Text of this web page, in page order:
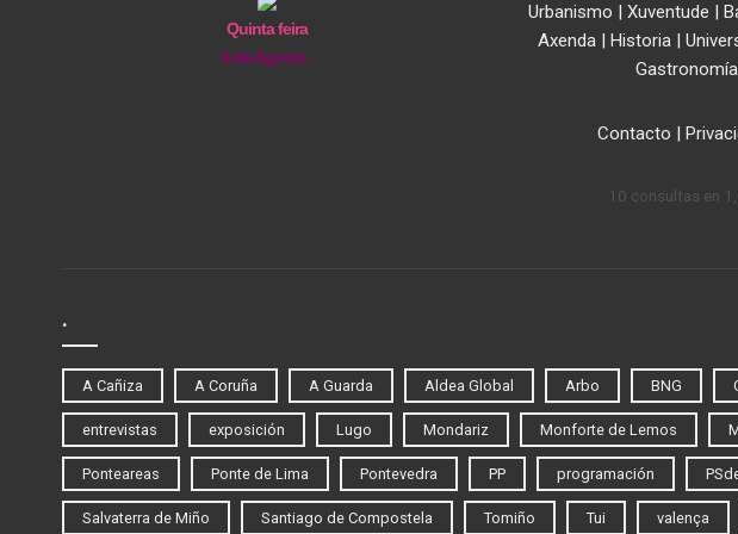
Quinta feira
6 de Agosto
Urbanismo | Xuventude |
Axenda| Historia|
Gastronomía
Contacto |
10 consultas en
.
A Cañiza A Coruña A Guarda Aldea Global Arbo BNG
entrevistas exposición Lugo Mondariz Monforte de Lemos
Ponteareas Ponte de Lima Pontevedra PP programación
Salvaterra de Miño Santiago de Compostela Tomiño Tui valença